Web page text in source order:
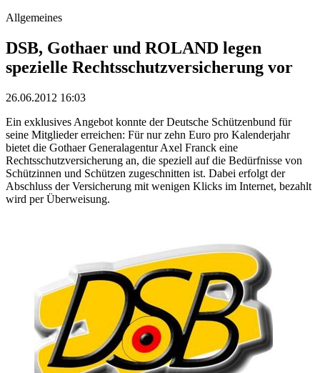
Allgemeines
DSB, Gothaer und ROLAND legen
spezielle Rechtsschutzversicherung vor
26.06.2012 16:03
Ein exklusives Angebot konnte der Deutsche Schützenbund für
seine Mitglieder erreichen: Für nur zehn Euro pro Kalenderjahr
bietet die Gothaer Generalagentur Axel Franck eine
Rechtsschutzversicherung an, die speziell auf die Bedürfnisse von
Schützinnen und Schützen zugeschnitten ist. Dabei erfolgt der
Abschluss der Versicherung mit wenigen Klicks im Internet, bezahlt
wird per Überweisung.